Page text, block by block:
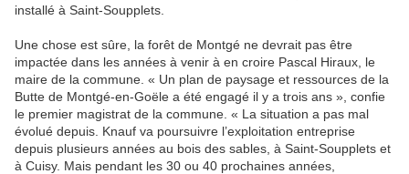
installé à Saint-Soupplets.
Une chose est sûre, la forêt de Montgé ne devrait pas être
impactée dans les années à venir à en croire Pascal Hiraux, le
maire de la commune. « Un plan de paysage et ressources de la
Butte de Montgé-en-Goële a été engagé il y a trois ans », confie
le premier magistrat de la commune. « La situation a pas mal
évolué depuis. Knauf va poursuivre l’exploitation entreprise
depuis plusieurs années au bois des sables, à Saint-Soupplets et
à Cuisy. Mais pendant les 30 ou 40 prochaines années,